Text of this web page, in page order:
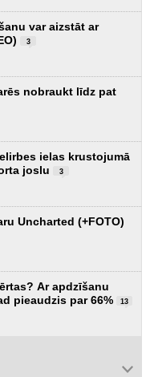
var aizstāt ar
3
nobraukt līdz pat
ielas krustojumā
joslu
3
Uncharted (+FOTO)
Ar apdzīšanu
pieaudzis par 66%
13